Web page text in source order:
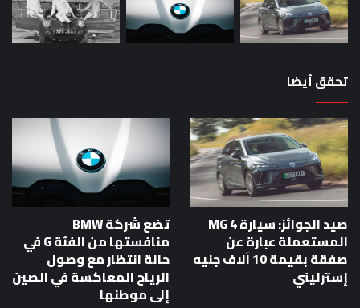
تحقق أيضا
صيد الجوائز: سيارة MG 4
المستعملة عبارة عن
صفقة بقيمة 10 آلاف جنيه
إسترليني
تضع شركة BMW
منافستها من الفئة G في
حالة انتظار مع وصول
الرياح المعاكسة في الصين
إلى موطنها